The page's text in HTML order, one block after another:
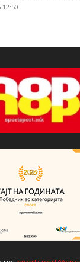
12:50